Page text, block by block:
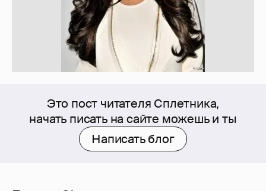
Это пост читателя Сплетника,
начать писать на сайте можешь и ты
Написать блог